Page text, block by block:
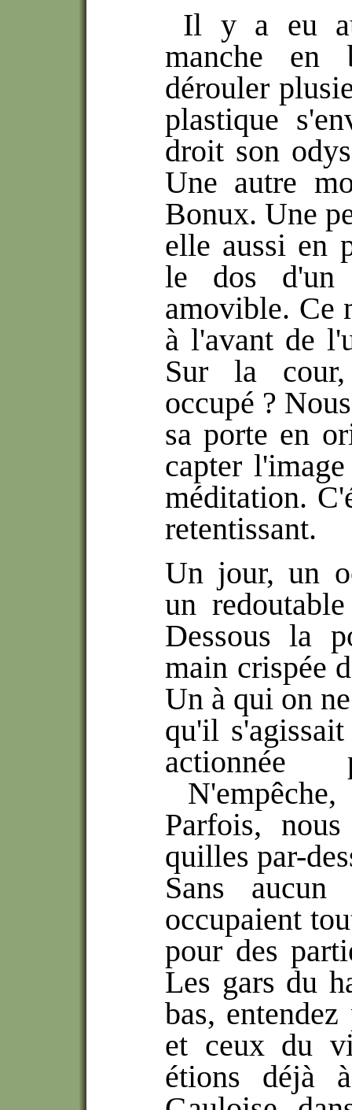
Il y a eu
manche
dérouler
plastique
droit son
Une autre
Bonux. Une
elle aussi en
le dos d'un
amovible. Ce
à l'avant de
Sur la
occupé ?
sa porte en
capter
méditation.
retentissant.
Un jour, un
un
Dessous la
main crispée
Un à qui on
qu'il
Parfois,
quilles par-
Sans aucun
occupaient
pour des
Les gars du
bas,
et ceux du
étions déjà